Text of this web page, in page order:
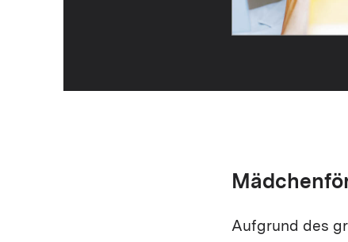
Aufgrund des